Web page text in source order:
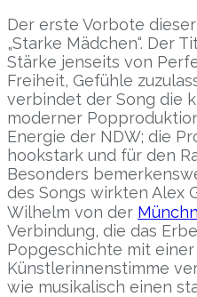
Der erste Vorbote
„Starke Mädchen“. Der
Stärke jenseits von
Freiheit, Gefühle
verbindet der Song die
moderner
Energie der NDW; die
hookstark und für den
Besonders
des Songs wirkten Alex
Wilhelm von der
Verbindung, die das
Popgeschichte mit
Künstlerinnenstimme
wie musikalisch einen